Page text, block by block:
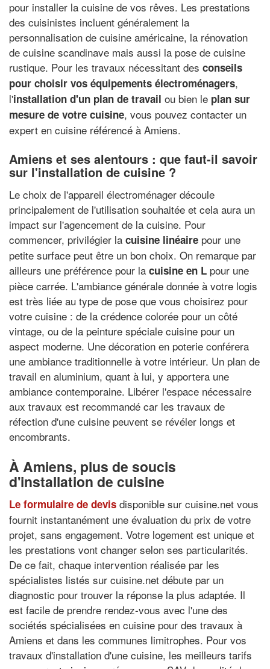
pour installer la cuisine de vos rêves. Les prestations
des cuisinistes incluent généralement la
personnalisation de cuisine américaine, la rénovation
de cuisine scandinave mais aussi la pose de cuisine
rustique. Pour les travaux nécessitant des conseils
pour choisir vos équipements électroménagers,
l'installation d'un plan de travail ou bien le plan sur
mesure de votre cuisine, vous pouvez contacter un
expert en cuisine référencé à Amiens.
Amiens et ses alentours : que faut-il savoir
sur l'installation de cuisine ?
Le choix de l'appareil électroménager découle
principalement de l'utilisation souhaitée et cela aura un
impact sur l'agencement de la cuisine. Pour
commencer, privilégier la cuisine linéaire pour une
petite surface peut être un bon choix. On remarque par
ailleurs une préférence pour la cuisine en L pour une
pièce carrée. L'ambiance générale donnée à votre logis
est très liée au type de pose que vous choisirez pour
votre cuisine : de la crédence colorée pour un côté
vintage, ou de la peinture spéciale cuisine pour un
aspect moderne. Une décoration en poterie conférera
une ambiance traditionnelle à votre intérieur. Un plan de
travail en aluminium, quant à lui, y apportera une
ambiance contemporaine. Libérer l'espace nécessaire
aux travaux est recommandé car les travaux de
réfection d'une cuisine peuvent se révéler longs et
encombrants.
À Amiens, plus de soucis
d'installation de cuisine
Le formulaire de devis disponible sur cuisine.net vous
fournit instantanément une évaluation du prix de votre
projet, sans engagement. Votre logement est unique et
les prestations vont changer selon ses particularités.
De ce fait, chaque intervention réalisée par les
spécialistes listés sur cuisine.net débute par un
diagnostic pour trouver la réponse la plus adaptée. Il
est facile de prendre rendez-vous avec l'une des
sociétés spécialisées en cuisine pour des travaux à
Amiens et dans les communes limitrophes. Pour vos
travaux d'installation d'une cuisine, les meilleurs tarifs